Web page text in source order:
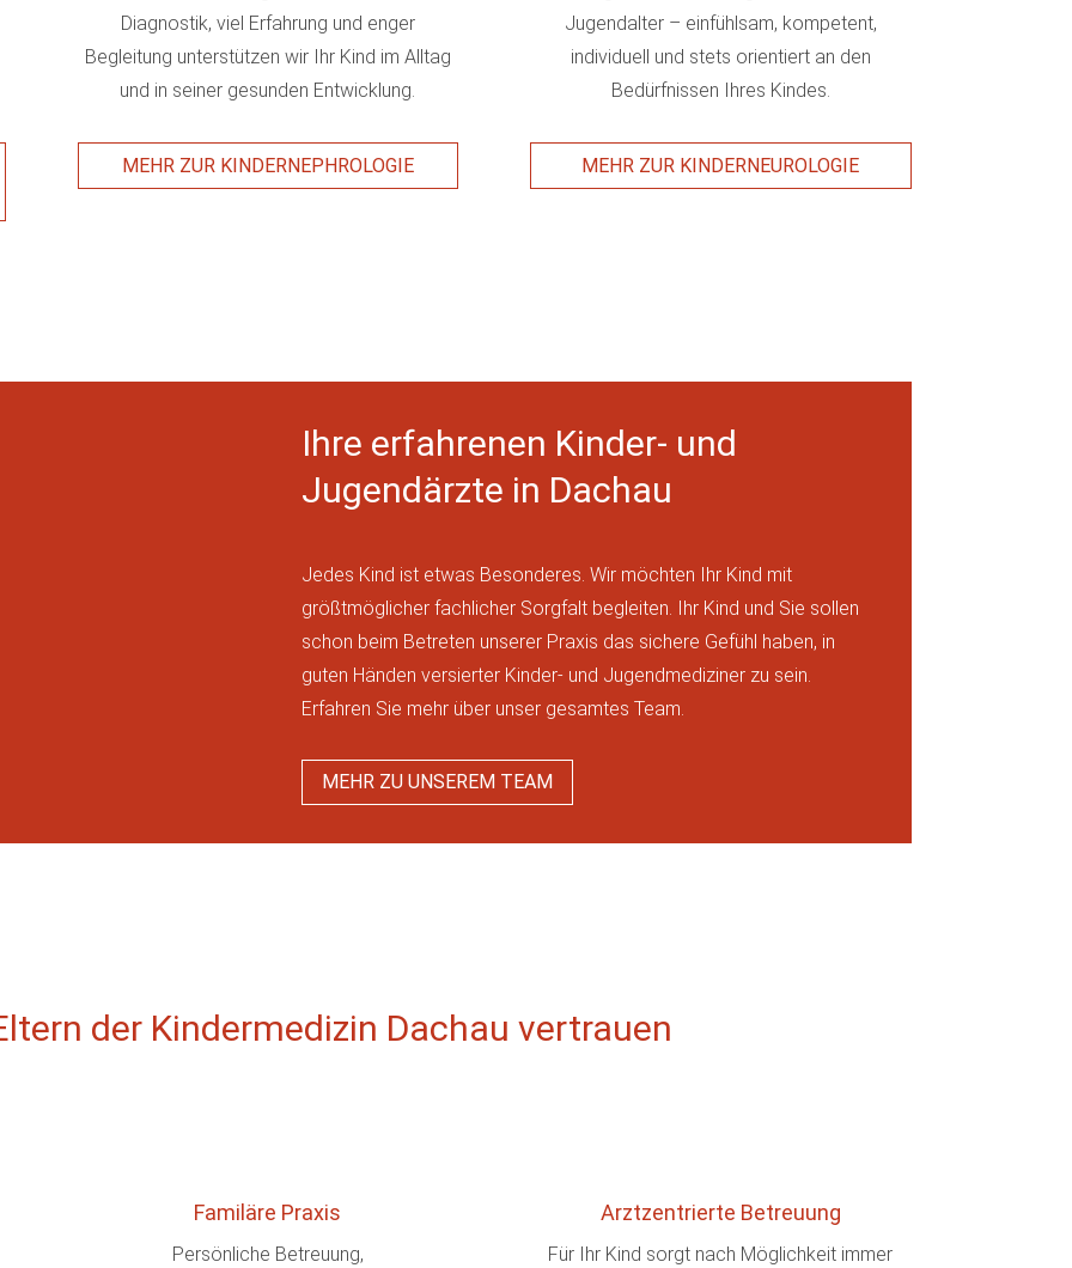
Diagnostik, viel Erfahrung und enger
Begleitung unterstützen wir Ihr Kind im Alltag
und in seiner gesunden Entwicklung.
MEHR ZUR KINDERNEPHROLOGIE
Jugendalter – einfühlsam, kompetent,
individuell und stets orientiert an den
Bedürfnissen Ihres Kindes.
MEHR ZUR KINDERNEUROLOGIE
Ihre erfahrenen Kinder- und
Jugendärzte in Dachau
Jedes Kind ist etwas Besonderes. Wir möchten Ihr Kind mit
größtmöglicher fachlicher Sorgfalt begleiten. Ihr Kind und Sie sollen
schon beim Betreten unserer Praxis das sichere Gefühl haben, in
guten Händen versierter Kinder- und Jugendmediziner zu sein.
Erfahren Sie mehr über unser gesamtes Team.
MEHR ZU UNSEREM TEAM
der Kindermedizin Dachau vertrauen
Familäre Praxis
Persönliche Betreuung,
Arztzentrierte Betreuung
Für Ihr Kind sorgt nach Möglichkeit immer